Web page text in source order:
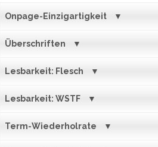
Onpage-Einzigartigkeit
Überschriften
Lesbarkeit: Flesch
Lesbarkeit: WSTF
Term-Wiederholrate